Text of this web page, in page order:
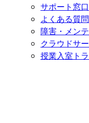
サポート窓口
よくある質
障害・メン
クラウドサ
授業入室ト